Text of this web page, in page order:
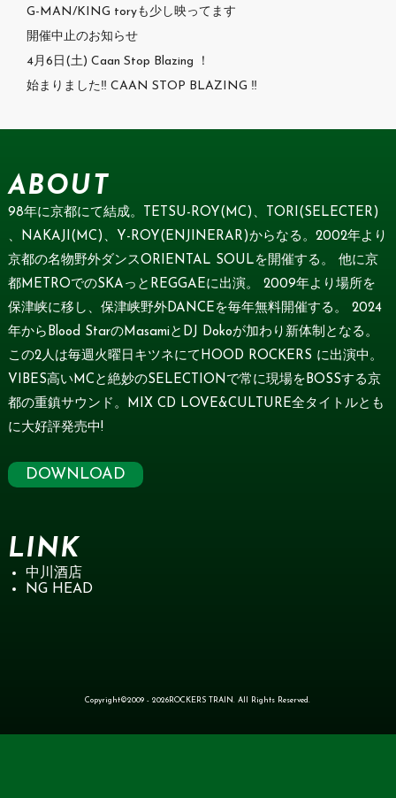
G-MAN/KING toryも少し映ってます
開催中止のお知らせ
4月6日(土) Caan Stop Blazing ！
始まりました‼ CAAN STOP BLAZING ‼
ABOUT
98年に京都にて結成。TETSU-ROY(MC)、TORI(SELECTER)
、NAKAJI(MC)、Y-ROY(ENJINERAR)からなる。2002年より
京都の名物野外ダンスORIENTAL SOULを開催する。 他に京
都METROでのSKAっとREGGAEに出演。 2009年より場所を
保津峡に移し、保津峡野外DANCEを毎年無料開催する。 2024
年からBlood StarのMasamiとDJ Dokoが加わり新体制となる。
この2人は毎週火曜日キツネにてHOOD ROCKERS に出演中。
VIBES高いMCと絶妙のSELECTIONで常に現場をBOSSする京
都の重鎮サウンド。MIX CD LOVE&CULTURE全タイトルとも
に大好評発売中!
DOWNLOAD
LINK
中川酒店
NG HEAD
Copyright©2009 - 2026ROCKERS TRAIN. All Rights Reserved.